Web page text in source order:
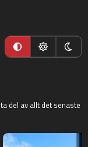
del av allt det senaste